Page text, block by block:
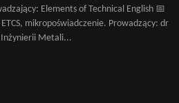
Elements of Technical English 📅
mikropoświadczenie. Prowadzący: dr
Inżynierii Metali...